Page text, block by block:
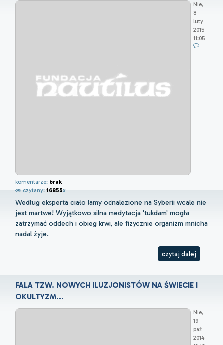
Nie,
8
luty
2015
11:05
komentarze: brak
czytany: 16855x
Według eksperta ciało lamy odnalezione na Syberii wcale nie
jest martwe! Wyjątkowo silna medytacja 'tukdam' mogła
zatrzymać oddech i obieg krwi, ale fizycznie organizm mnicha
nadal żyje.
czytaj dalej
FALA TZW. NOWYCH ILUZJONISTÓW NA ŚWIECIE I
OKULTYZM...
Nie,
19
paź
2014